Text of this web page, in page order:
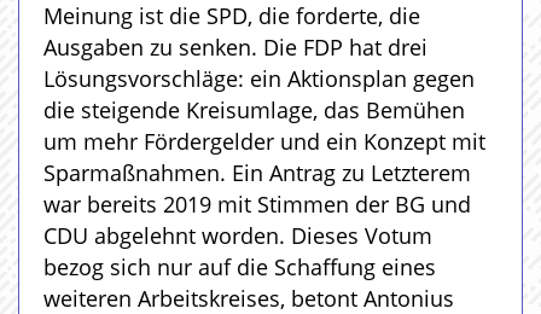
Meinung ist die SPD, die forderte, die
Ausgaben zu senken. Die FDP hat drei
Lösungsvorschläge: ein Aktionsplan gegen
die steigende Kreisumlage, das Bemühen
um mehr Fördergelder und ein Konzept mit
Sparmaßnahmen. Ein Antrag zu Letzterem
war bereits 2019 mit Stimmen der BG und
CDU abgelehnt worden. Dieses Votum
bezog sich nur auf die Schaffung eines
weiteren Arbeitskreises, betont Antonius